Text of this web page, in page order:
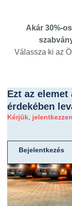
Akár 30%-
Válassza ki az
Ezt az
érdekében
Kérjük,
Bejelentkezés